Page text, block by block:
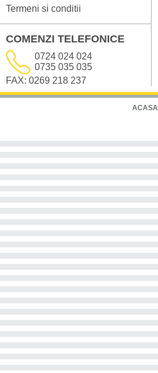
Termeni si conditii
COMENZI TELEFONICE
0724 024 024
0735 035 035
FAX: 0269 218 237
ACASA